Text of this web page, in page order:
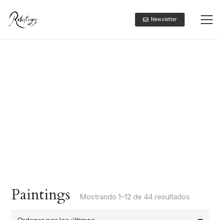
Newsletter
Paintings Mostrando 1–12 de 44 resultados
por